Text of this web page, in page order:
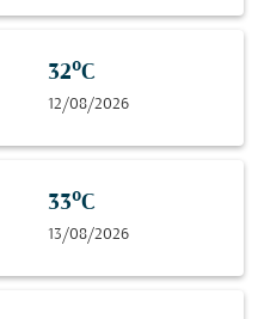
32°C
12/08/2026
33°C
13/08/2026